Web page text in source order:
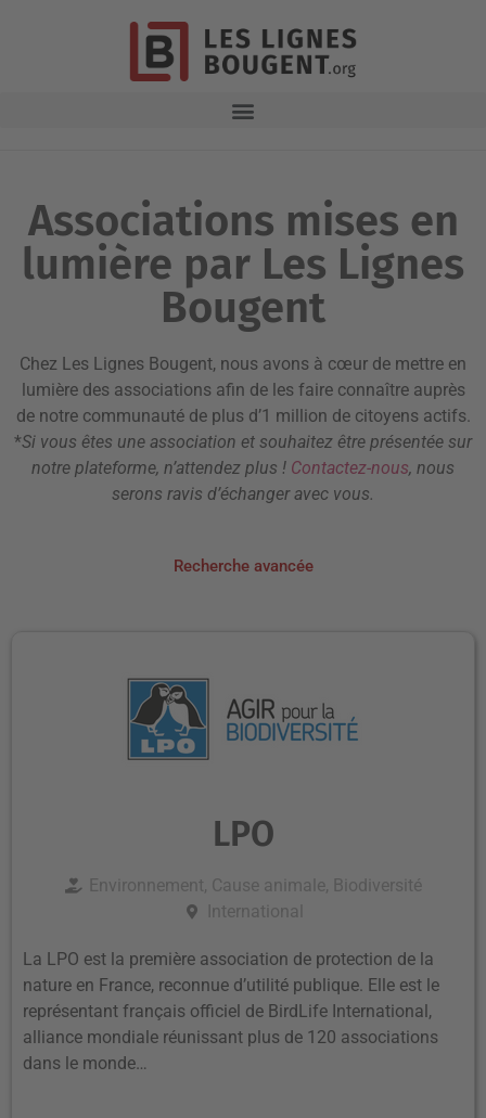
Associations mises en
lumière par Les Lignes
Bougent
Chez Les Lignes Bougent, nous avons à cœur de mettre en
lumière des associations afin de les faire connaître auprès
de notre communauté de plus d’1 million de citoyens actifs.
*Si vous êtes une association et souhaitez être présentée sur
notre plateforme, n’attendez plus ! Contactez-nous, nous
serons ravis d’échanger avec vous.
Recherche avancée
LPO
Environnement, Cause animale, Biodiversité
International
La LPO est la première association de protection de la
nature en France, reconnue d’utilité publique. Elle est le
représentant français officiel de BirdLife International,
alliance mondiale réunissant plus de 120 associations
dans le monde…